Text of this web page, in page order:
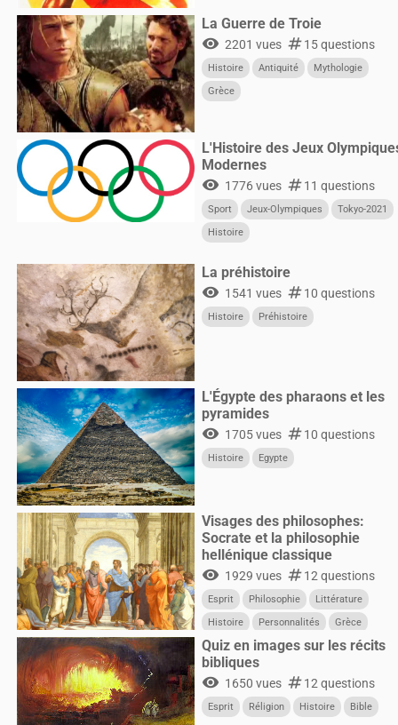
La Guerre de Troie
visibility 2201 vues numbers15 questions
Histoire Antiquité
Mythologie
Grèce
L'Histoire des Jeux
Modernes
visibility 1776 vues numbers11 questions
Sport Jeux-Olympiques
Tokyo-2021
Histoire
La préhistoire
visibility 1541 vues numbers10 questions
Histoire Préhistoire
L'Égypte des pharaons et les
pyramides
visibility 1705 vues numbers10 questions
Histoire Egypte
Visages des philosophes:
Socrate et la philosophie
hellénique classique
visibility 1929 vues numbers12 questions
Esprit Philosophie
Littérature
Histoire
Personnalités Grèce
Quiz en images sur les récits
bibliques
visibility 1650 vues numbers12 questions
Esprit Réligion Histoire Bible